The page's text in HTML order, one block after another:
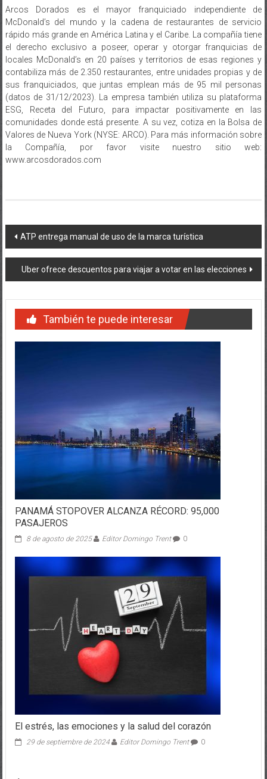
Arcos Dorados es el mayor franquiciado independiente de
McDonald’s del mundo y la cadena de restaurantes de servicio
rápido más grande en América Latina y el Caribe. La compañía tiene
el derecho exclusivo a poseer, operar y otorgar franquicias de
locales McDonald’s en 20 países y territorios de esas regiones y
contabiliza más de 2.350 restaurantes, entre unidades propias y de
sus franquiciados, que juntas emplean más de 95 mil personas
(datos de 31/12/2023). La empresa también utiliza su plataforma
ESG, Receta del Futuro, para impactar positivamente en las
comunidades donde está presente. A su vez, cotiza en la Bolsa de
Valores de Nueva York (NYSE: ARCO). Para más información sobre
la Compañía, por favor visite nuestro sitio web:
www.arcosdorados.com
Navegación
de
entradas
ATP entrega manual de uso de la marca turística
Uber ofrece descuentos para viajar a votar en las elecciones
También te puede interesar
PANAMÁ STOPOVER ALCANZA RÉCORD: 95,000
PASAJEROS
8 de agosto de 2025 Editor Domingo Trent 0
El estrés, las emociones y la salud del corazón
29 de septiembre de 2024 Editor Domingo Trent 0